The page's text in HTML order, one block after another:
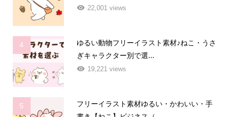
22,001 views
4
ゆるい動物フリーイラスト素材♪ねこ・うさ
ぎキャラクター別で選...
19,221 views
5
フリーイラスト素材ゆるい・かわいい・手